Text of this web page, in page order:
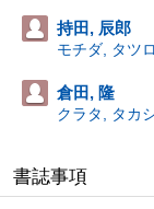
持田, 辰郎
モチダ, タツ
倉田, 隆
クラタ, タカ
書誌事項